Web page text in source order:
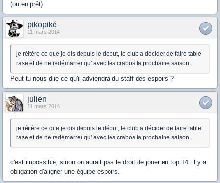
(ou en prêt)
pikopiké
11 mars 2014
je réitère ce que je dis depuis le début, le club a décider de faire table
rase et de ne redémarrer qu' avec les crabos la prochaine saison..
Peut tu nous dire ce qu'il adviendra du staff des espoirs ?
julien
11 mars 2014
je réitère ce que je dis depuis le début, le club a décider de faire table
rase et de ne redémarrer qu' avec les crabos la prochaine saison..
c'est impossible, sinon on aurait pas le droit de jouer en top 14. Il y a
obligation d'aligner une équipe espoirs.